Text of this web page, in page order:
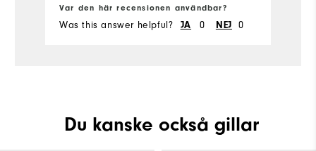
Var den här recensionen användbar?
Was this answer helpful? JA 0 NEJ 0
Du kanske också gillar